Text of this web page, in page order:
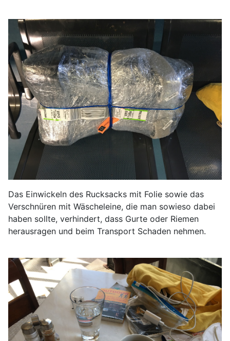
Das Einwickeln des Rucksacks mit Folie sowie das
Verschnüren mit Wäscheleine, die man sowieso dabei
haben sollte, verhindert, dass Gurte oder Riemen
herausragen und beim Transport Schaden nehmen.